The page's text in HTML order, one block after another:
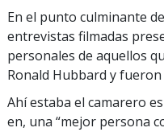
En el punto culminante
entrevistas filmadas
personales de aquellos
Ronald Hubbard y
Ahí estaba el camarero
en, una “mejor persona